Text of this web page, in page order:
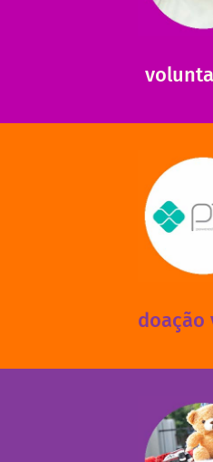
ajudar com certos assuntos.
saiba como
doação
via PIX? Elas também
mantermos nossas
saiba
fale